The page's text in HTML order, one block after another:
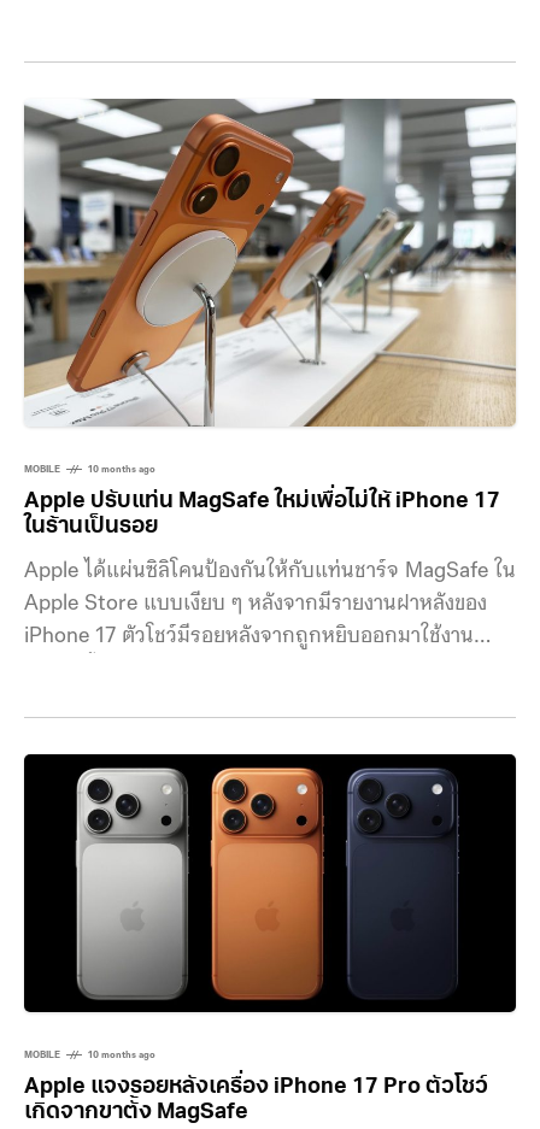
ดี้เผย สาเหตุหลัก ๆ เกิดจากสิทธิบัตรของทาง Apple ที่
จำกัดโครงสร้างแม่เหล็กบางแบบ ทำให้การสร้างระบบ
ชาร์จไร้แบบสายแม่เหล็กจำเป็นต้องมีการลงทุนที่สูงเพื่อให้
ได้ประสิทธิภาพที่ดี ไม่ว่าจะตำแหน่งคอยล์ที่ต้องตรงกัน,
การออกแบบที่คำนึงถึงเรื่องความร้อนรวมไปถึงฟีเจอร์การ
ชาร์จเร็ว ทั้งหมดนี้ต้องได้รับการออกแบบเฉพาะรุ่นที่ทำให้
ในการพัฒนาอาจต้องใช้เงินหลักหลายล้านเหรียญ (1 ล้าน
เหรียญ ประมาณ 32
MOBILE 10 months ago
Apple ปรับแท่น MagSafe ใหม่เพื่อไม่ให้ iPhone 17
ในร้านเป็นรอย
Apple ได้แผ่นซิลิโคนป้องกันให้กับแท่นชาร์จ MagSafe ใน
Apple Store แบบเงียบ ๆ หลังจากมีรายงานฝาหลังของ
iPhone 17 ตัวโชว์มีรอยหลังจากถูกหยิบออกมาใช้งาน
MOBILE 10 months ago
Apple แจงรอยหลังเครื่อง iPhone 17 Pro ตัวโชว์
เกิดจากขาตั้ง MagSafe